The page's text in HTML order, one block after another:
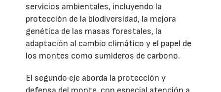
servicios ambientales, incluyendo la
protección de la biodiversidad, la mejora
genética de las masas forestales, la
adaptación al cambio climático y el papel de
los montes como sumideros de carbono.
El segundo eje aborda la protección y